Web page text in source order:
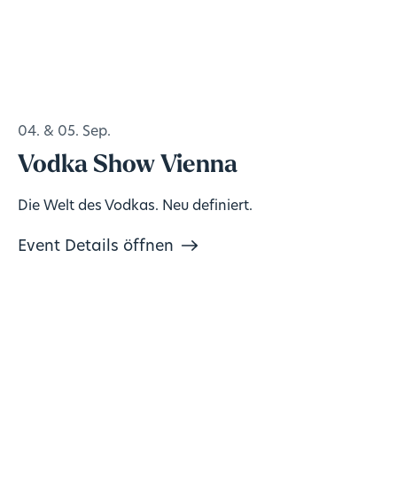
04. & 05. Sep.
Vodka Show Vienna
Die Welt des Vodkas. Neu definiert.
Event Details öffnen